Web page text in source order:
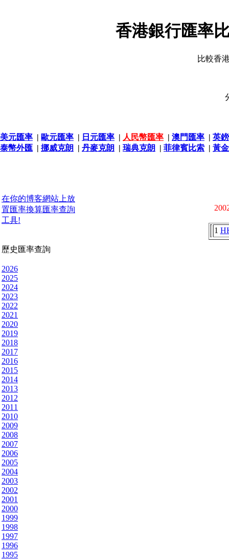
香港銀行匯率
比較香
美元匯率 | 歐元匯率 | 日元匯率 | 人民幣匯率 | 澳門匯率 | 英
泰幣外匯 | 挪威克朗 | 丹麥克朗 | 瑞典克朗 | 菲律賓比索 | 黃
在你的博客網站上放
置匯率換算匯率查詢
工具!
歷史匯率查詢
2026
2025
2024
2023
2022
2021
2020
2019
2018
2017
2016
2015
2014
2013
2012
2011
2010
2009
2008
2007
2006
2005
2004
2003
2002
2001
2000
1999
1998
1997
1996
1995
1